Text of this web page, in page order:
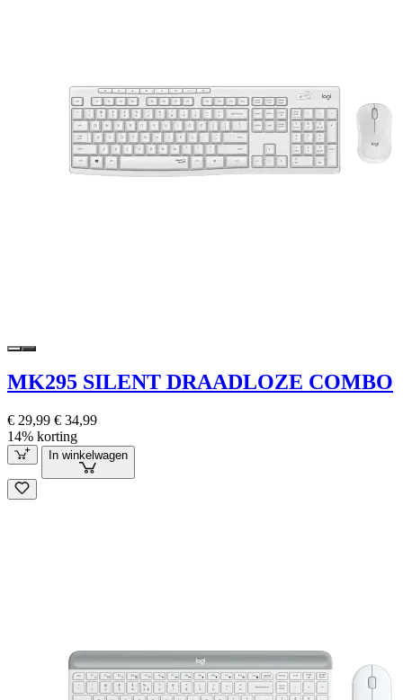
MK295 SILENT DRAADLOZE COMBO
€ 29,99 € 34,99
14% korting
In winkelwagen